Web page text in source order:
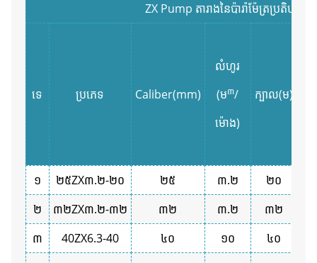
ZX Pump តារាងនៃប៉ារ៉ាម៉ែត្រប្រតិបត្តិការ
ទេ ប្រភេទ Caliber(mm)
លំហូរ
(ម៣/
ម៉ោង)
ក្បាល(ម)
១ ២៥ZX៣.២-២០ ២៥ ៣.២ ២០
២
៣២ZX៣.២-៣២ ៣២ ៣.២ ៣២
៣
40ZX6.3-40 ៤០ ១០ ៤០